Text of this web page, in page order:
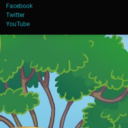
Facebook
Twitter
YouTube